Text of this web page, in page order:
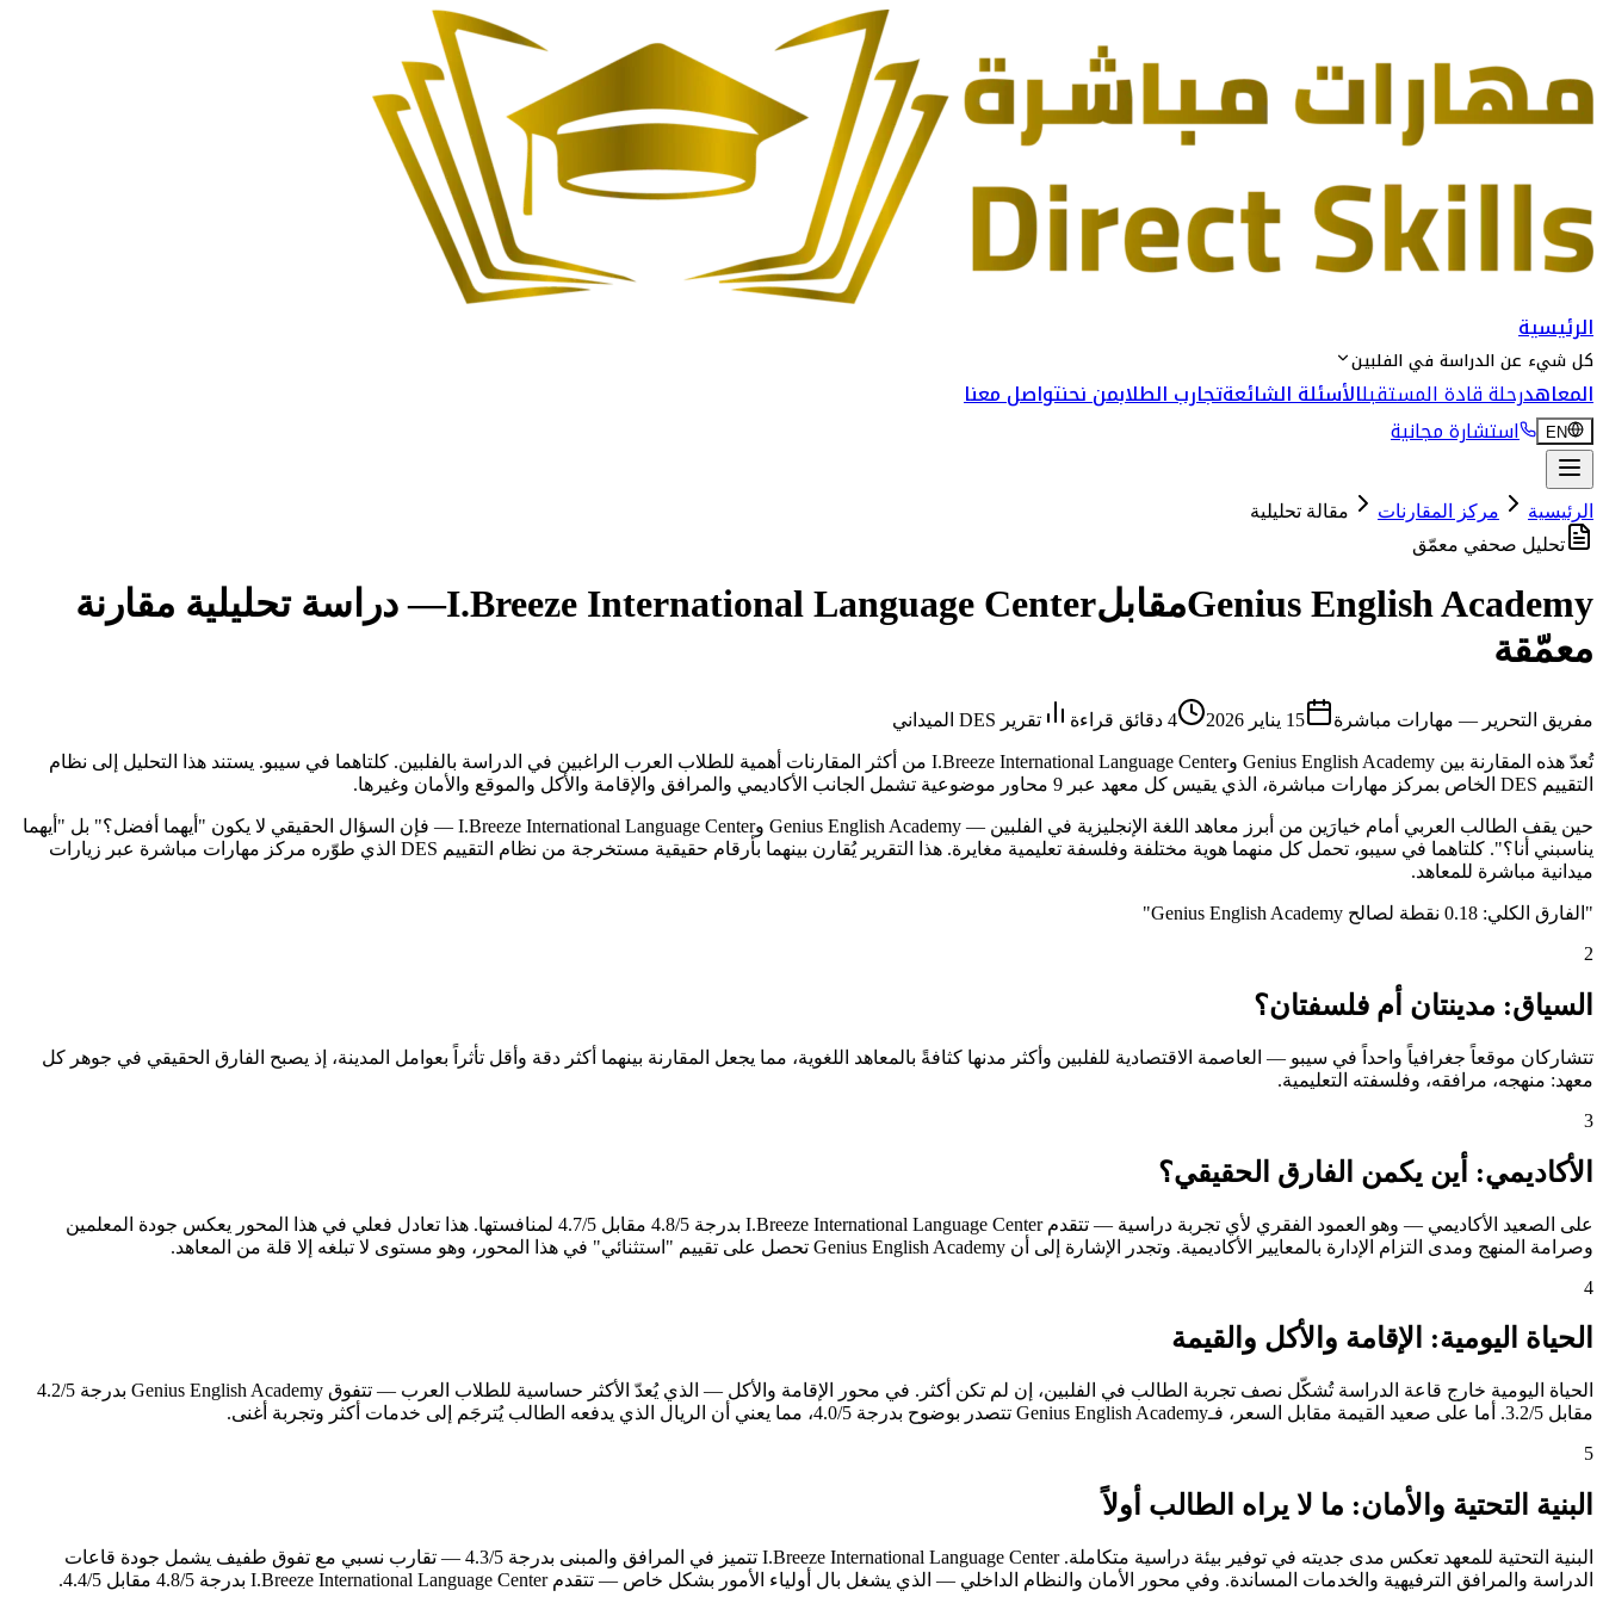
الرئيسية
كل شيء عن الدراسة في الفلبين
المعاهدرحلة قادة المستقبلالأسئلة الشائعةتجارب الطلابمن نحنتواصل معنا
EN استشارة مجانية
الرئيسية مركز المقارنات
مقالة تحليلية
تحليل صحفي معمّق
Genius English AcademyمقابلI.Breeze International Language Center— دراسة تحليلية مقارنة
معمّقة
مفريق التحرير — مهارات مباشرة 15 يناير 2026 4 دقائق قراءة تقرير DES الميداني
تُعدّ هذه المقارنة بين Genius English Academy وI.Breeze International Language Center من أكثر المقارنات أهمية للطلاب العرب الراغبين في الدراسة بالفلبين. كلتاهما في سيبو. يستند هذا التحليل إلى نظام
التقييم DES الخاص بمركز مهارات مباشرة، الذي يقيس كل معهد عبر 9 محاور موضوعية تشمل الجانب الأكاديمي والمرافق والإقامة والأكل والموقع والأمان وغيرها.
حين يقف الطالب العربي أمام خيارَين من أبرز معاهد اللغة الإنجليزية في الفلبين — Genius English Academy وI.Breeze International Language Center — فإن السؤال الحقيقي لا يكون "أيهما أفضل؟" بل "أيهما
يناسبني أنا؟". كلتاهما في سيبو، تحمل كل منهما هوية مختلفة وفلسفة تعليمية مغايرة. هذا التقرير يُقارن بينهما بأرقام حقيقية مستخرجة من نظام التقييم DES الذي طوّره مركز مهارات مباشرة عبر زيارات
ميدانية مباشرة للمعاهد.
" الفارق الكلي: 0.18 نقطة لصالح Genius English Academy
"
2
السياق: مدينتان أم فلسفتان؟
تتشاركان موقعاً جغرافياً واحداً في سيبو — العاصمة الاقتصادية للفلبين وأكثر مدنها كثافةً بالمعاهد اللغوية، مما يجعل المقارنة بينهما أكثر دقة وأقل تأثراً بعوامل المدينة، إذ يصبح الفارق الحقيقي في جوهر كل
معهد: منهجه، مرافقه، وفلسفته التعليمية.
3
الأكاديمي: أين يكمن الفارق الحقيقي؟
على الصعيد الأكاديمي — وهو العمود الفقري لأي تجربة دراسية — تتقدم I.Breeze International Language Center بدرجة 4.8/5 مقابل 4.7/5 لمنافستها. هذا تعادل فعلي في هذا المحور يعكس جودة المعلمين
وصرامة المنهج ومدى التزام الإدارة بالمعايير الأكاديمية. وتجدر الإشارة إلى أن Genius English Academy تحصل على تقييم "استثنائي" في هذا المحور، وهو مستوى لا تبلغه إلا قلة من المعاهد.
4
الحياة اليومية: الإقامة والأكل والقيمة
الحياة اليومية خارج قاعة الدراسة تُشكّل نصف تجربة الطالب في الفلبين، إن لم تكن أكثر. في محور الإقامة والأكل — الذي يُعدّ الأكثر حساسية للطلاب العرب — تتفوق Genius English Academy بدرجة 4.2/5
مقابل 3.2/5. أما على صعيد القيمة مقابل السعر، فـGenius English Academy تتصدر بوضوح بدرجة 4.0/5، مما يعني أن الريال الذي يدفعه الطالب يُترجَم إلى خدمات أكثر وتجربة أغنى.
5
البنية التحتية والأمان: ما لا يراه الطالب أولاً
البنية التحتية للمعهد تعكس مدى جديته في توفير بيئة دراسية متكاملة. I.Breeze International Language Center تتميز في المرافق والمبنى بدرجة 4.3/5 — تقارب نسبي مع تفوق طفيف يشمل جودة قاعات
الدراسة والمرافق الترفيهية والخدمات المساندة. وفي محور الأمان والنظام الداخلي — الذي يشغل بال أولياء الأمور بشكل خاص — تتقدم I.Breeze International Language Center بدرجة 4.8/5 مقابل 4.4/5.